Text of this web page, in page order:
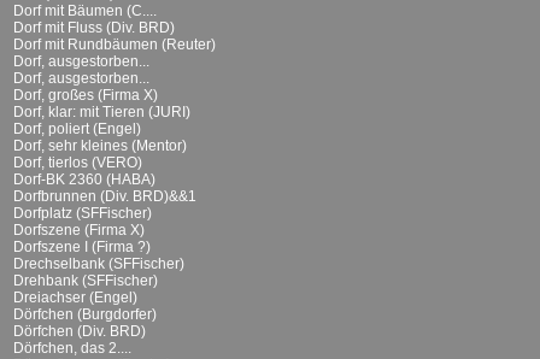
Dorf mit Bäumen (C....
Dorf mit Fluss (Div. BRD)
Dorf mit Rundbäumen (Reuter)
Dorf, ausgestorben...
Dorf, ausgestorben...
Dorf, großes (Firma X)
Dorf, klar: mit Tieren (JURI)
Dorf, poliert (Engel)
Dorf, sehr kleines (Mentor)
Dorf, tierlos (VERO)
Dorf-BK 2360 (HABA)
Dorfbrunnen (Div. BRD)&&1
Dorfplatz (SFFischer)
Dorfszene (Firma X)
Dorfszene I (Firma ?)
Drechselbank (SFFischer)
Drehbank (SFFischer)
Dreiachser (Engel)
Dörfchen (Burgdorfer)
Dörfchen (Div. BRD)
Dörfchen, das 2....